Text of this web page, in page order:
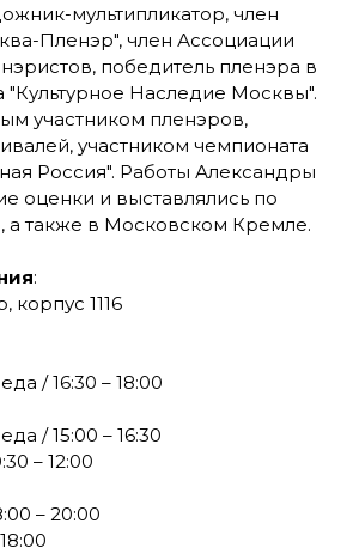
мультипликатор, член
Пленэр", член Ассоциации
победитель пленэра в
"Культурное Наследие Москвы".
участником пленэров,
участником чемпионата
Россия". Работы Александры
оценки и выставлялись по
а также в Московском Кремле.
:
корпус 1116
/ 16:30 – 18:00
/ 15:00 – 16:30
– 12:00
– 20:00